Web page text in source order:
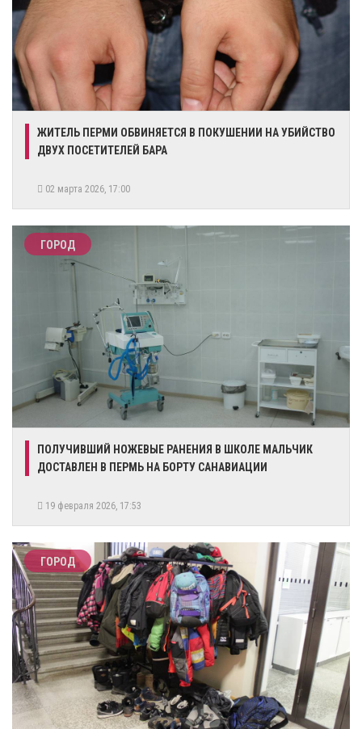
​ЖИТЕЛЬ ПЕРМИ ОБВИНЯЕТСЯ В ПОКУШЕНИИ НА УБИЙСТВО
ДВУХ ПОСЕТИТЕЛЕЙ БАРА
02 марта 2026, 17:00
ГОРОД
​ПОЛУЧИВШИЙ НОЖЕВЫЕ РАНЕНИЯ В ШКОЛЕ МАЛЬЧИК
ДОСТАВЛЕН В ПЕРМЬ НА БОРТУ САНАВИАЦИИ
19 февраля 2026, 17:53
ГОРОД